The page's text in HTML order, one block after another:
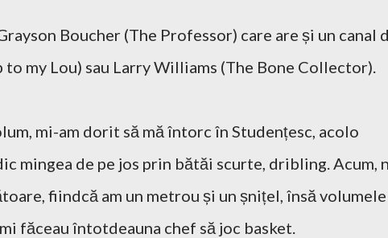
Boucher (The Professor) care are și un canal
my Lou) sau Larry Williams (The Bone Collector).
mi-am dorit să mă întorc în Studențesc, acolo
mingea de pe jos prin bătăi scurte, dribling. Acum,
fiindcă am un metrou și un șnițel, însă volumele
făceau întotdeauna chef să joc basket.